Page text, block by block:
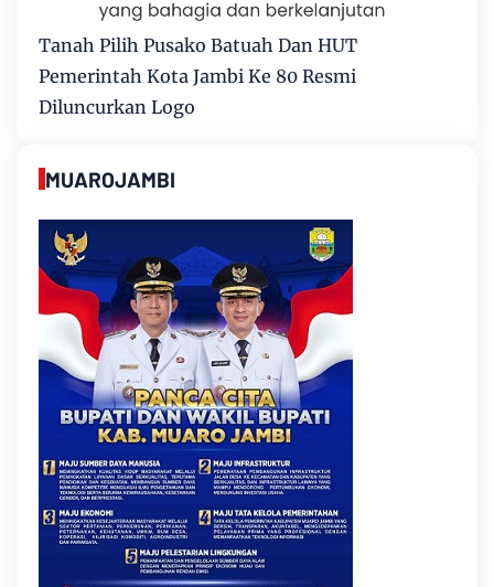
Tanah Pilih Pusako Batuah Dan HUT
Pemerintah Kota Jambi Ke 80 Resmi
Diluncurkan Logo
MUAROJAMBI